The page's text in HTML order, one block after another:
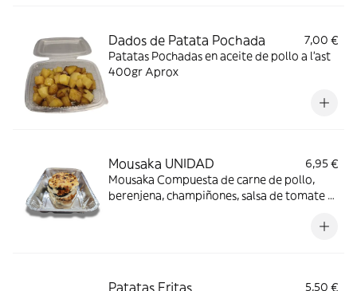
Dados de Patata Pochada
7,00 €
Patatas Pochadas en aceite de pollo a l'ast
400gr Aprox
Mousaka UNIDAD
6,95 €
Mousaka Compuesta de carne de pollo,
berenjena, champiñones, salsa de tomate y
Patatas Fritas
5,50 €